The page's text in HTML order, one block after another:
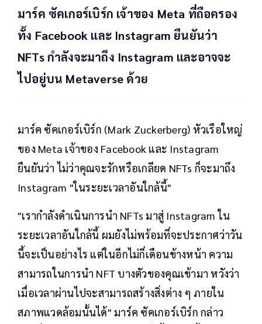
มาร์ค ซัคเกอร์เบิร์ก เจ้าของ Meta ที่ถือครอง
ทั้ง Facebook และ Instagram ยืนยันว่า
NFTs กำลังจะมาถึง Instagram และอาจจะ
ไปอยู่บน Metaverse ด้วย
มาร์ค ซัคเกอร์เบิร์ก (Mark Zuckerberg) หัวเรือใหญ่
ของ Meta เจ้าของ Facebook และ Instagram
ยืนยันว่า ไม่ว่าคุณจะรักหรือเกลียด NFTs ก็จะมาถึง
Instagram "ในระยะเวลาอันใกล้นี้"
"เรากำลังดำเนินการนำ NFTs มาสู่ Instagram ใน
ระยะเวลาอันใกล้นี้ ผมยังไม่พร้อมที่จะประกาศว่าวัน
นี้จะเป็นอย่างไร แต่ในอีกไม่กี่เดือนข้างหน้า ความ
สามารถในการนำ NFT บางตัวของคุณเข้ามา หวังว่า
เมื่อเวลาผ่านไปจะสามารถสร้างสิ่งต่าง ๆ ภายใน
สภาพแวดล้อมนั้นได้" มาร์ค ซัคเกอร์เบิร์ก กล่าว